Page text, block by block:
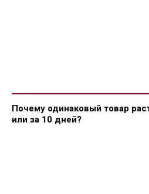
Почему одинаковый товар
или за 10 дней?